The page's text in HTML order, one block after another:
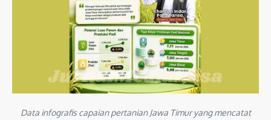
Data infografis capaian pertanian Jawa Timur yang mencatat